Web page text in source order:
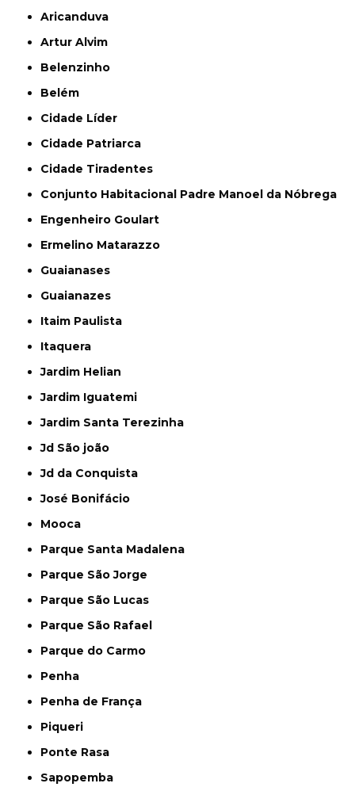
Aricanduva
Artur Alvim
Belenzinho
Belém
Cidade Líder
Cidade Patriarca
Cidade Tiradentes
Conjunto Habitacional Padre Manoel da Nóbrega
Engenheiro Goulart
Ermelino Matarazzo
Guaianases
Guaianazes
Itaim Paulista
Itaquera
Jardim Helian
Jardim Iguatemi
Jardim Santa Terezinha
Jd São joão
Jd da Conquista
José Bonifácio
Mooca
Parque Santa Madalena
Parque São Jorge
Parque São Lucas
Parque São Rafael
Parque do Carmo
Penha
Penha de França
Piqueri
Ponte Rasa
Sapopemba